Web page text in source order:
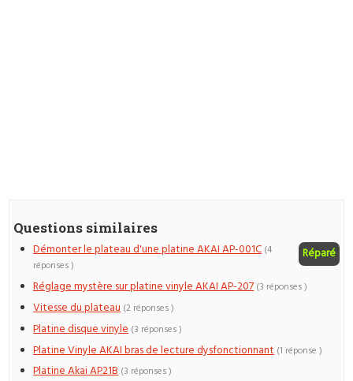
Questions similaires
Démonter le plateau d'une platine AKAI AP-001C Réparé
(4
réponses )
Réglage mystère sur platine vinyle AKAI AP-207 (3 réponses )
Vitesse du plateau (2 réponses )
Platine disque vinyle (3 réponses )
Platine Vinyle AKAI bras de lecture dysfonctionnant (1 réponse )
Platine Akai AP21B (3 réponses )